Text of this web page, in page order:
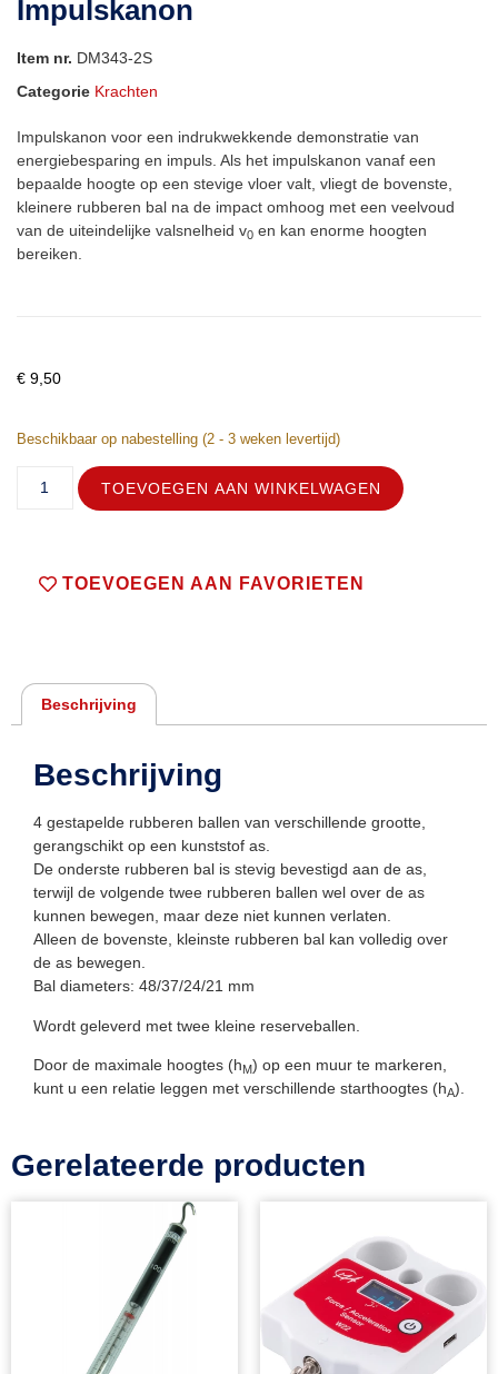
Impulskanon
Item nr. DM343-2S
Categorie Krachten
Impulskanon voor een indrukwekkende demonstratie van
energiebesparing en impuls. Als het impulskanon vanaf een
bepaalde hoogte op een stevige vloer valt, vliegt de bovenste,
kleinere rubberen bal na de impact omhoog met een veelvoud
van de uiteindelijke valsnelheid v0 en kan enorme hoogten
bereiken.
€ 9,50
Beschikbaar op nabestelling (2 - 3 weken levertijd)
TOEVOEGEN AAN WINKELWAGEN
TOEVOEGEN AAN FAVORIETEN
Beschrijving
Beschrijving
4 gestapelde rubberen ballen van verschillende grootte,
gerangschikt op een kunststof as.
De onderste rubberen bal is stevig bevestigd aan de as,
terwijl de volgende twee rubberen ballen wel over de as
kunnen bewegen, maar deze niet kunnen verlaten.
Alleen de bovenste, kleinste rubberen bal kan volledig over
de as bewegen.
Bal diameters: 48/37/24/21 mm
Wordt geleverd met twee kleine reserveballen.
Door de maximale hoogtes (hM) op een muur te markeren,
kunt u een relatie leggen met verschillende starthoogtes (hA).
Gerelateerde producten